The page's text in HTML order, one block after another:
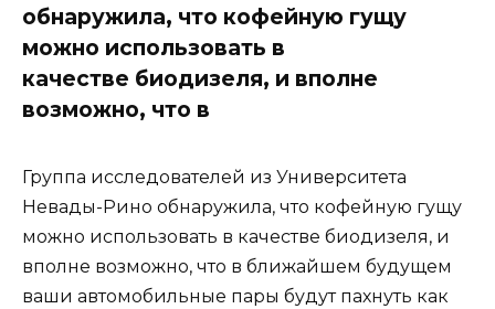
обнаружила, что кофейную гущу
можно использовать в
качестве биодизеля, и вполне
возможно, что в
Группа исследователей из Университета
Невады-Рино обнаружила, что кофейную гущу
можно использовать в качестве биодизеля, и
вполне возможно, что в ближайшем будущем
ваши автомобильные пары будут пахнуть как